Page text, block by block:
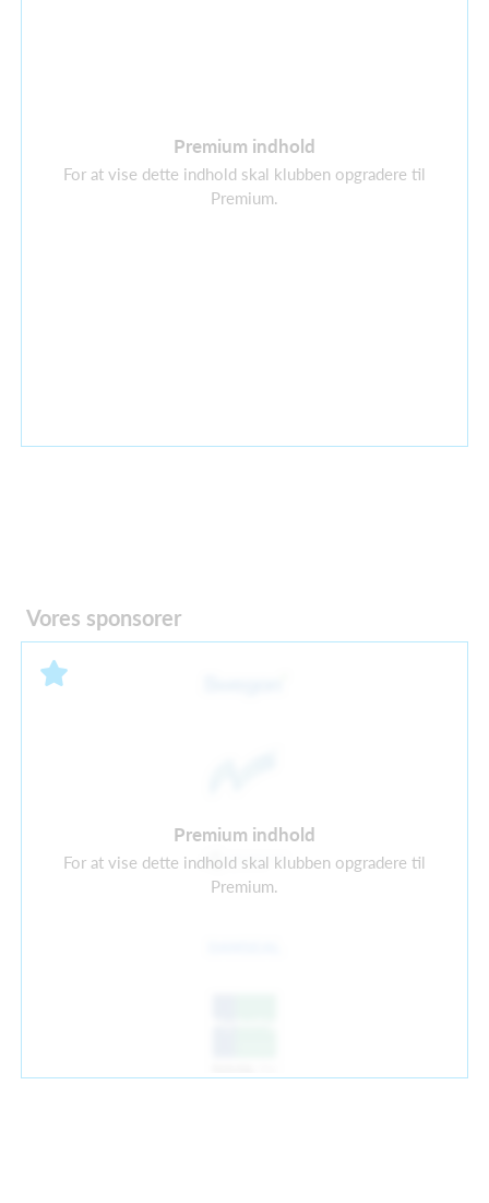
Premium indhold
For at vise dette indhold skal klubben opgradere til
Premium.
Vores sponsorer
Premium indhold
For at vise dette indhold skal klubben opgradere til
Premium.